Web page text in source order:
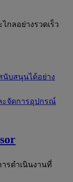
กลอย่างรวดเร็ว
นับสนุนได้อย่าง
ะจัดการอุปกรณ์
รดำเนินงานที่